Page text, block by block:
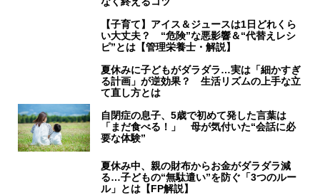
【子育て】アイス＆ジュースは1日どれくら
い大丈夫？ “危険”な悪影響＆“代替えレシ
ピ”とは【管理栄養士・解説】
夏休みに子どもがダラダラ…実は「細かすぎ
る計画」が逆効果？ 生活リズムの上手な立
て直し方とは
自閉症の息子、5歳で初めて発した言葉は
「まだ食べる！」 母が気付いた“会話に必
要な体験”
夏休み中、親の財布からお金がダラダラ減
る…子どもの“無駄遣い”を防ぐ「3つのルー
ル」とは【FP解説】